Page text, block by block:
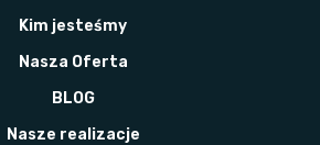
Kim jesteśmy
Nasza Oferta
BLOG
Nasze realizacje